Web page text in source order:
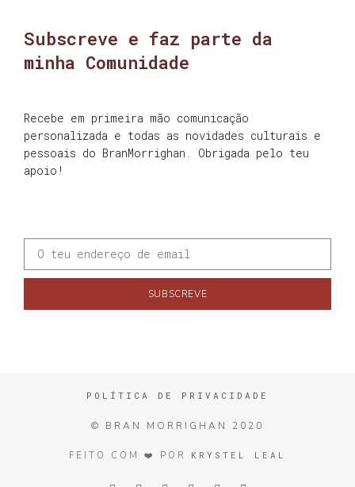
Subscreve e faz parte da
minha Comunidade
Recebe em primeira mão comunicação
personalizada e todas as novidades culturais e
pessoais do BranMorrighan. Obrigada pelo teu
apoio!
SUBSCREVE
POLÍTICA DE PRIVACIDADE
© BRAN MORRIGHAN 2020
FEITO COM ❤️ POR KRYSTEL LEAL